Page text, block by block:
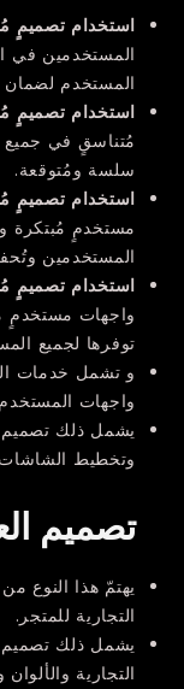
استخدام تصميمٍ
المستخدمين في
المستخدم لضمان
استخدام تصميمٍ
مُتناسقٍ في جميع
سلسة ومُتوقعة.
استخدام تصميمٍ
مستخدمٍ مُبتكرة
المستخدمين
استخدام تصميمٍ
واجهات مستخدمٍ
توفرها لجميع
و تشمل خدمات
واجهات
يشمل ذلك تصميم
وتخطيط
تصميم
يهتمّ هذا النوع
التجارية للمتجر.
يشمل ذلك تصميم
التجارية